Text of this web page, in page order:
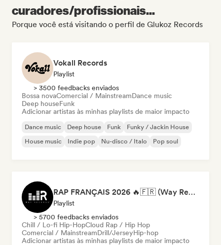
curadores/profissionais...
Porque você está visitando o perfil de Glukoz Records
Vokall Records
Playlist
> 3500 feedbacks enviados
Bossa novaComercial / MainstreamDance music
Deep houseFunk
Adicionar artistas às minhas playlists de maior impacto
Dance music Deep house Funk
Funky / Jackin House
House music
Indie pop Nu-disco / Italo Pop soul
RAP FRANÇAIS 2026 🔥🇫🇷 (Way Records)
Playlist
> 5700 feedbacks enviados
Chill / Lo-fi Hip-HopCloud Rap / Hip Hop
Comercial / MainstreamDrill/JerseyHip-hop
Adicionar artistas às minhas playlists de maior impacto